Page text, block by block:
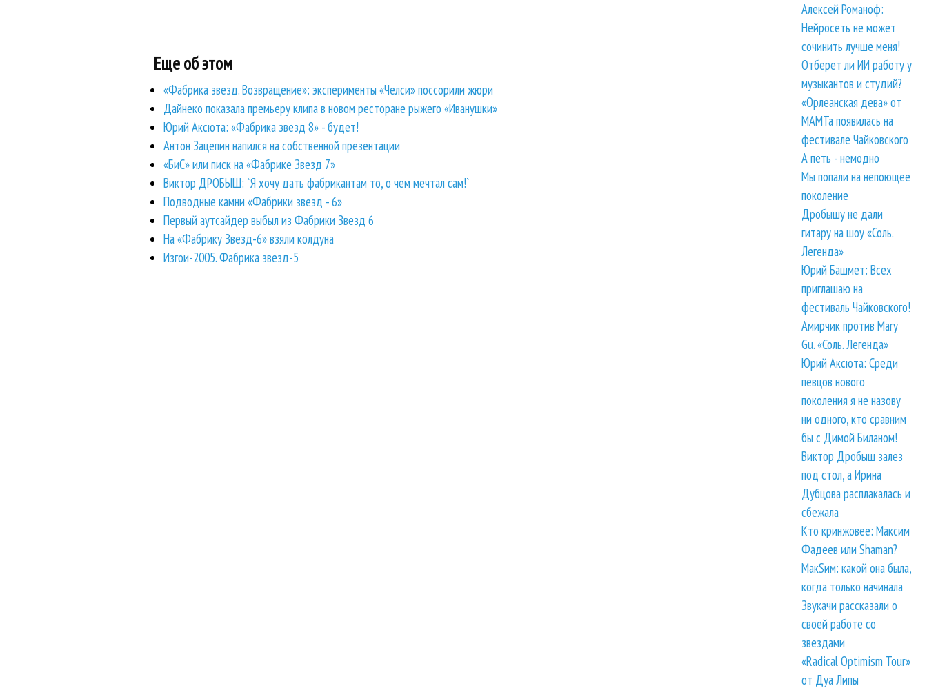
Еще об этом
«Фабрика звезд. Возвращение»: эксперименты «Челси» поссорили жюри
Дайнеко показала премьеру клипа в новом ресторане рыжего «Иванушки»
Юрий Аксюта: «Фабрика звезд 8» - будет!
Антон Зацепин напился на собственной презентации
«БиС» или писк на «Фабрике Звезд 7»
Виктор ДРОБЫШ: `Я хочу дать фабрикантам то, о чем мечтал сам!`
Подводные камни «Фабрики звезд - 6»
Первый аутсайдер выбыл из Фабрики Звезд 6
На «Фабрику Звезд-6» взяли колдуна
Изгои-2005. Фабрика звезд-5
Алексей Романоф:
Нейросеть не может
сочинить лучше меня!
Отберет ли ИИ работу у
музыкантов и студий?
«Орлеанская дева» от
МАМТа появилась на
фестивале Чайковского
А петь - немодно
Мы попали на непоющее
поколение
Дробышу не дали
гитару на шоу «Соль.
Легенда»
Юрий Башмет: Всех
приглашаю на
фестиваль Чайковского!
Амирчик против Mary
Gu. «Соль. Легенда»
Юрий Аксюта: Среди
певцов нового
поколения я не назову
ни одного, кто сравним
бы с Димой Биланом!
Виктор Дробыш залез
под стол, а Ирина
Дубцова расплакалась и
сбежала
Кто кринжовее: Максим
Фадеев или Shaman?
МакSим: какой она была,
когда только начинала
Звукачи рассказали о
своей работе со
звездами
«Radical Optimism Tour»
от Дуа Липы